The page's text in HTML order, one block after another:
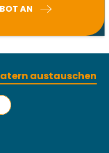
AN
austauschen